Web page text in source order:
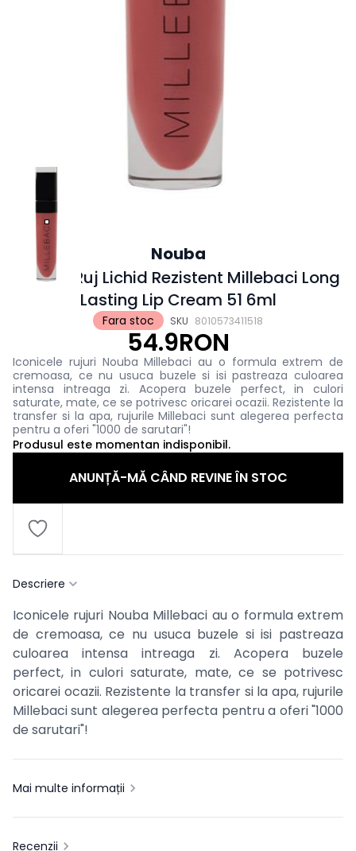
Fara stoc SKU 8010573411518
Nouba
Nouba Ruj Lichid Rezistent Millebaci Long
Lasting Lip Cream 51 6ml
54.9RON
Iconicele rujuri Nouba Millebaci au o formula extrem de
cremoasa, ce nu usuca buzele si isi pastreaza culoarea
intensa intreaga zi. Acopera buzele perfect, in culori
saturate, mate, ce se potrivesc oricarei ocazii. Rezistente la
transfer si la apa, rujurile Millebaci sunt alegerea perfecta
pentru a oferi "1000 de sarutari"!
Produsul este momentan indisponibil.
ANUNȚĂ-MĂ CÂND REVINE ÎN STOC
Descriere
Iconicele rujuri Nouba Millebaci au o formula extrem
de cremoasa, ce nu usuca buzele si isi pastreaza
culoarea intensa intreaga zi. Acopera buzele
perfect, in culori saturate, mate, ce se potrivesc
oricarei ocazii. Rezistente la transfer si la apa, rujurile
Millebaci sunt alegerea perfecta pentru a oferi "1000
de sarutari"!
Mai multe informații
Recenzii